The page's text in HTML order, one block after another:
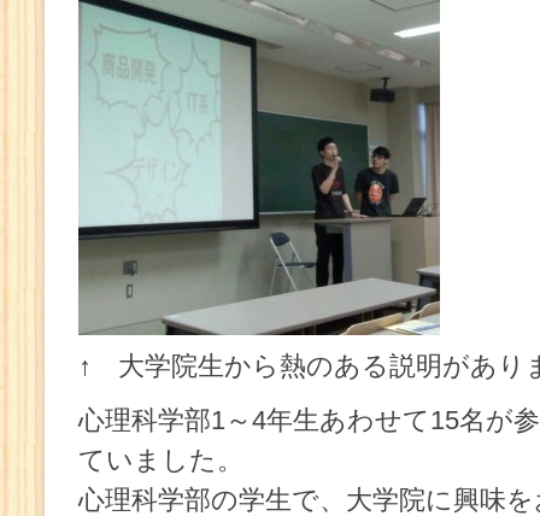
↑ 大学院生から熱のある説明があり
心理科学部1～4年生あわせて15名が
ていました。
心理科学部の学生で、大学院に興味